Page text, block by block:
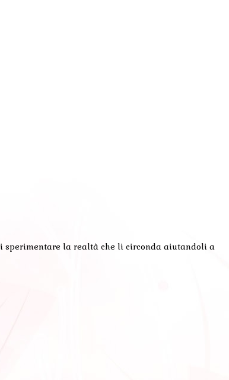
sperimentare la realtà che li circonda aiutandoli a